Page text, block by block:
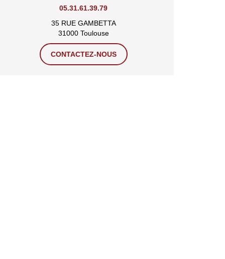
05.31.61.39.79
35 RUE GAMBETTA
31000 Toulouse
CONTACTEZ-NOUS